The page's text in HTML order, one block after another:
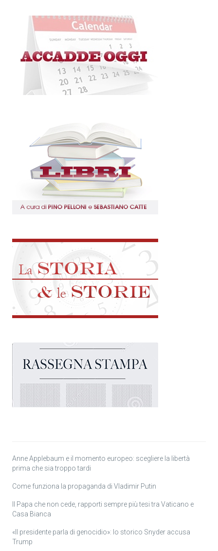
Anne Applebaum e il momento europeo: scegliere la libertà
prima che sia troppo tardi
Come funziona la propaganda di Vladimir Putin
Il Papa che non cede, rapporti sempre più tesi tra Vaticano e
Casa Bianca
«Il presidente parla di genocidio»: lo storico Snyder accusa
Trump